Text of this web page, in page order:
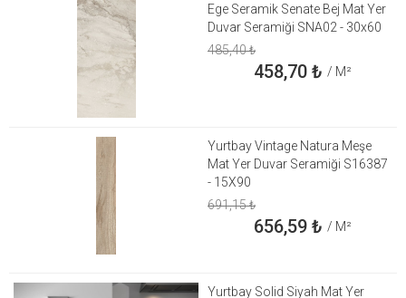
Ege Seramik Senate Bej Mat Yer
Duvar Seramiği SNA02 - 30x60
485,40₺
458,70₺ / M²
Yurtbay Vintage Natura Meşe
Mat Yer Duvar Seramiği S16387
- 15X90
691,15₺
656,59₺ / M²
Yurtbay Solid Siyah Mat Yer